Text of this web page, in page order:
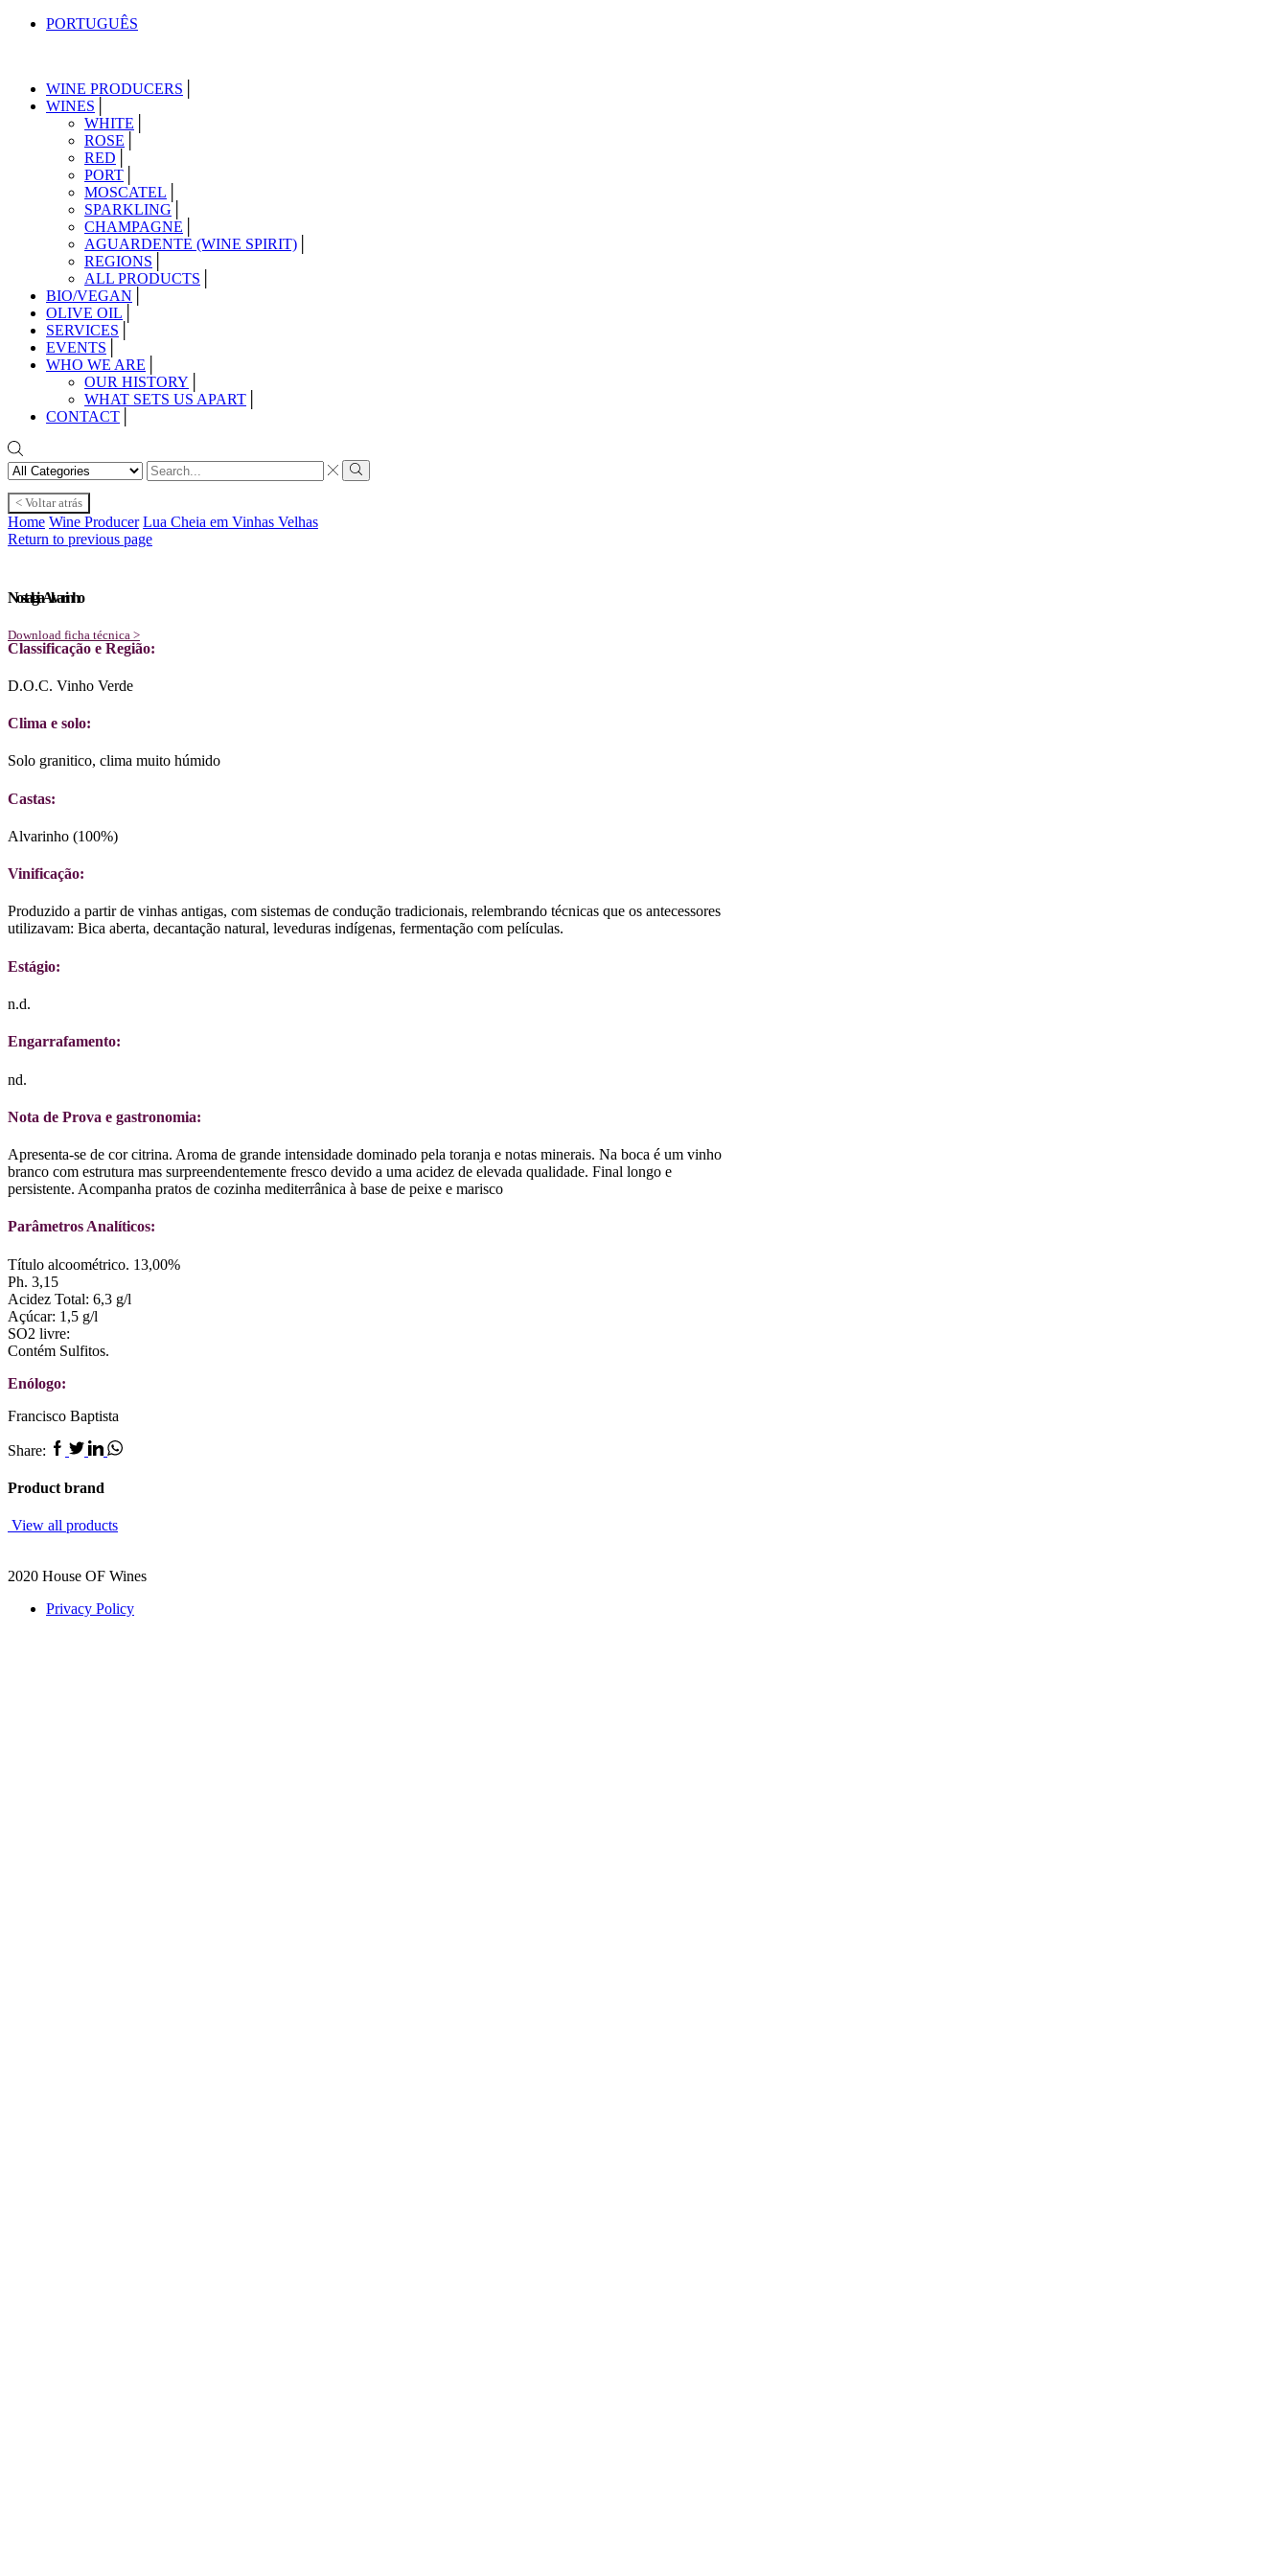
PORTUGUÊS
WINE PRODUCERS
WINES
WHITE
ROSE
RED
PORT
MOSCATEL
SPARKLING
CHAMPAGNE
AGUARDENTE (WINE SPIRIT)
REGIONS
ALL PRODUCTS
BIO/VEGAN
OLIVE OIL
SERVICES
EVENTS
WHO WE ARE
OUR HISTORY
WHAT SETS US APART
CONTACT
Search
input
Search
< Voltar atrás
Home Wine Producer Lua Cheia em Vinhas Velhas
Return to previous page
Nostalgia Alvarinho
Download ficha técnica >
Classificação e Região:
D.O.C. Vinho Verde
Clima e solo:
Solo granitico, clima muito húmido
Castas:
Alvarinho (100%)
Vinificação:
Produzido a partir de vinhas antigas, com sistemas de condução tradicionais, relembrando técnicas que os antecessores
utilizavam: Bica aberta, decantação natural, leveduras indígenas, fermentação com películas.
Estágio:
n.d.
Engarrafamento:
nd.
Nota de Prova e gastronomia:
Apresenta-se de cor citrina. Aroma de grande intensidade dominado pela toranja e notas minerais. Na boca é um vinho
branco com estrutura mas surpreendentemente fresco devido a uma acidez de elevada qualidade. Final longo e
persistente. Acompanha pratos de cozinha mediterrânica à base de peixe e marisco
Parâmetros Analíticos:
Título alcoométrico. 13,00%
Ph. 3,15
Acidez Total: 6,3 g/l
Açúcar: 1,5 g/l
SO2 livre:
Contém Sulfitos.
Enólogo:
Francisco Baptista
Share: Facebook
TwitterLinkedin
Whatsapp
Product brand
View all products
2020 House OF Wines
Privacy Policy